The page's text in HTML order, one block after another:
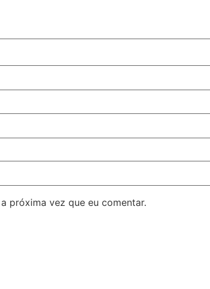
próxima vez que eu comentar.